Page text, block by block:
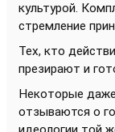
культурой.
стремление
Тех, кто
презирают и
Некоторые
отзываются о